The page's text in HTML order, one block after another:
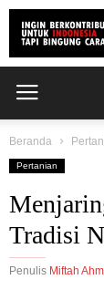
Beranda
Pertanian
Tradisi
Penulis Miftah